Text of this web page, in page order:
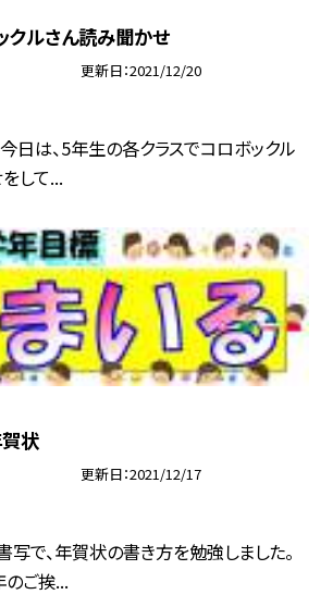
ルさん読み聞かせ
更新日 2021/12/20
日は、5年生の各クラスでコロボックル
して...
状
更新日 2021/12/17
書写で、年賀状の書き方を勉強しました。
ご挨...